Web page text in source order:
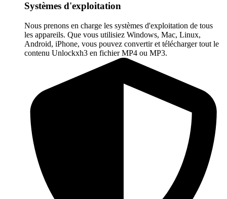
Systèmes d'exploitation
Nous prenons en charge les systèmes d'exploitation de tous
les appareils. Que vous utilisiez Windows, Mac, Linux,
Android, iPhone, vous pouvez convertir et télécharger tout le
contenu Unlockxh3 en fichier MP4 ou MP3.